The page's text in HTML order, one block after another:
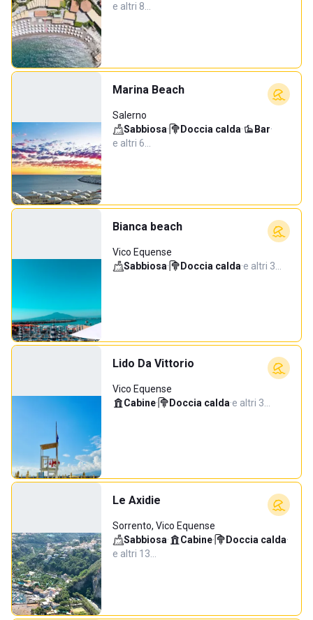
e altri 8…
Marina Beach
Salerno
Sabbiosa· Doccia calda· Bar·
e altri 6…
Bianca beach
Vico Equense
Sabbiosa· Doccia calda·e altri 3…
Lido Da Vittorio
Vico Equense
Cabine· Doccia calda·e altri 3…
Le Axidie
Sorrento, Vico Equense
Sabbiosa· Cabine· Doccia calda·
e altri 13…